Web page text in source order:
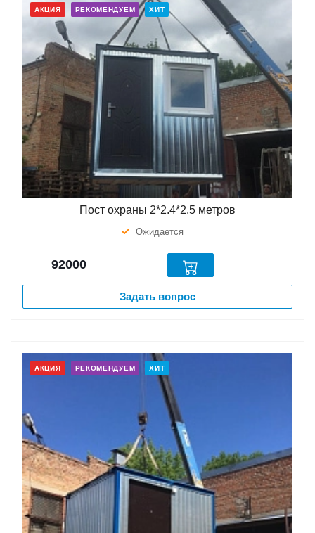
АКЦИЯ РЕКОМЕНДУЕМ ХИТ
Пост охраны 2*2.4*2.5 метров
Ожидается
92000
Задать вопрос
АКЦИЯ РЕКОМЕНДУЕМ ХИТ